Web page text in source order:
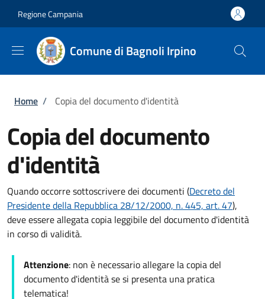
Regione Campania
Comune di Bagnoli Irpino
Briciole di pane
Home / Copia del documento d'identità
Copia del documento
d'identità
Quando occorre sottoscrivere dei documenti (Decreto del
Presidente della Repubblica 28/12/2000, n. 445, art. 47),
deve essere allegata copia leggibile del documento d'identità
in corso di validità.
Attenzione: non è necessario allegare la copia del
documento d'identità se si presenta una pratica
telematica!